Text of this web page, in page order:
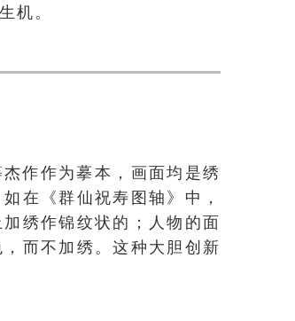
机。
作作为摹本，画面均是绣
在《群仙祝寿图轴》中，
绣作锦纹状的；人物的面
而不加绣。这种大胆创新